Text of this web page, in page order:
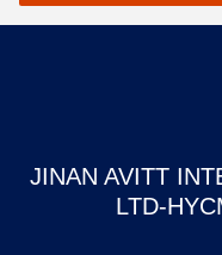
JINAN AVITT
LTD-